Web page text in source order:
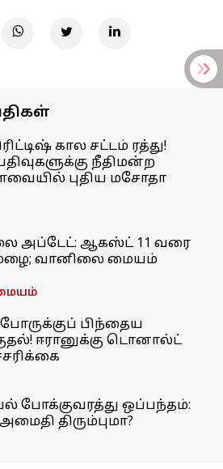
கால சட்டம் ரத்து!
நீதிமன்ற
புதிய மசோதா
அப்டேட்: ஆகஸ்ட் 11 வரை
வானிலை மையம்
பிந்தைய
ஈரானுக்கு டொனால்ட்
போக்குவரத்து ஒப்பந்தம்:
திரும்புமா?